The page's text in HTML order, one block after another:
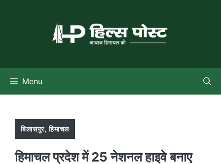
Menu
बिलासपुर,हिमाचल
हिमाचल प्रदेश में 25 नेशनल हाइवे बनाए